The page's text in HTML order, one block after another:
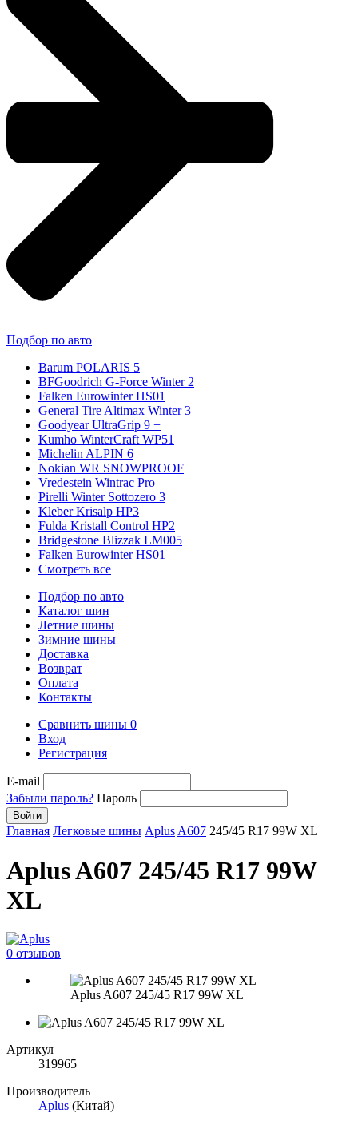
Подбор по авто
Barum POLARIS 5
BFGoodrich G-Force Winter 2
Falken Eurowinter HS01
General Tire Altimax Winter 3
Goodyear UltraGrip 9 +
Kumho WinterCraft WP51
Michelin ALPIN 6
Nokian WR SNOWPROOF
Vredestein Wintrac Pro
Pirelli Winter Sottozero 3
Kleber Krisalp HP3
Fulda Kristall Control HP2
Bridgestone Blizzak LM005
Falken Eurowinter HS01
Смотреть все
Подбор по авто
Каталог шин
Летние шины
Зимние шины
Доставка
Возврат
Оплата
Контакты
Сравнить шины 0
Вход
Регистрация
E-mail
Забыли пароль? Пароль
Войти
Главная Легковые шины AplusA607 245/45 R17 99W XL
Aplus A607 245/45 R17 99W
XL
0 отзывов
Aplus A607 245/45 R17 99W XL
Артикул
319965
Производитель
Aplus (Китай)